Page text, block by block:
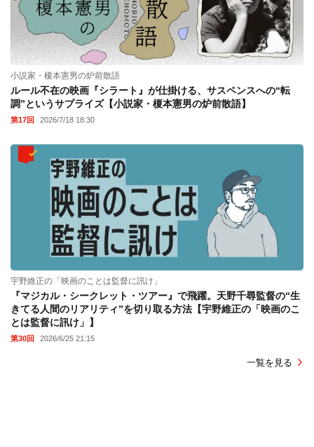
小説家・榎本憲男の炉前散語
ルール不在の映画『シラート』が仕掛ける、サスペンスへの“転
調”というサプライズ【小説家・榎本憲男の炉前散語】
第17回 2026/7/18 18:30
宇野維正の「映画のことは監督に訊け」
『マジカル・シークレット・ツアー』で飛躍。天野千尋監督の“生
きてる人間のリアリティ”を切り取る方法【宇野維正の「映画のこ
とは監督に訊け」】
第30回 2026/6/25 21:15
一覧を見る